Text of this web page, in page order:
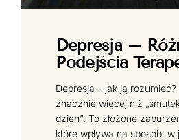
Depresja –
Podejścia
Depresja – jak ją
znacznie więcej niż
dzień”. To złożone
które wpływa na sposób, w